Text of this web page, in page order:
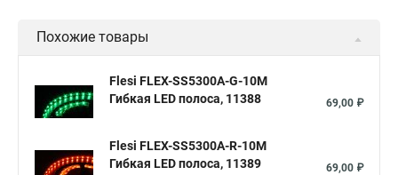
Похожие товары
Flesi FLEX-SS5300A-G-10M
Гибкая LED полоса, 11388
69,00 ₽
Flesi FLEX-SS5300A-R-10M
Гибкая LED полоса, 11389
69,00 ₽